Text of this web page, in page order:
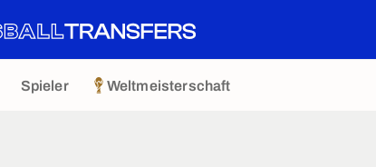
Spieler Weltmeisterschaft